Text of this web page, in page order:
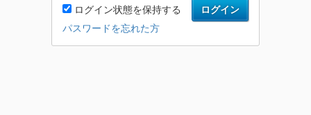
ログイン
ログイン状態を保持する
パスワードを忘れた方